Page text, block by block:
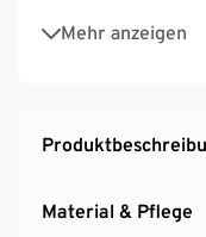
Mehr anzeigen
Geeignet für
Material & Pflege